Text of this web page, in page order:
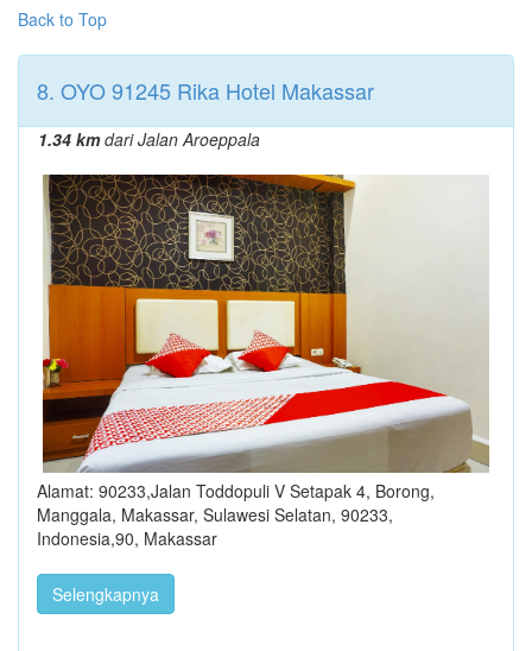
Back to Top
8. OYO 91245 Rika Hotel Makassar
1.34 kmdari Jalan Aroeppala
Alamat: 90233,Jalan Toddopuli V Setapak 4, Borong,
Manggala, Makassar, Sulawesi Selatan, 90233,
Indonesia,90, Makassar
Selengkapnya